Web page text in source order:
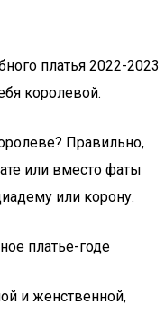
платья 2022-2023
королевой.
Правильно,
или вместо фаты
или корону.
платье-годе
и женственной,